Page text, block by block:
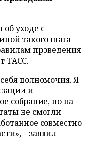
уходе с
такого шага
проведения
ТАСС.
полномочия. Я
и
собрание, но на
не смогли
совместно
– заявил